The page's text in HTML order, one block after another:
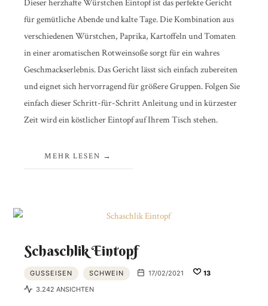
Dieser herzhafte Würstchen Eintopf ist das perfekte Gericht
für gemütliche Abende und kalte Tage. Die Kombination aus
verschiedenen Würstchen, Paprika, Kartoffeln und Tomaten
in einer aromatischen Rotweinsoße sorgt für ein wahres
Geschmackserlebnis. Das Gericht lässt sich einfach zubereiten
und eignet sich hervorragend für größere Gruppen. Folgen Sie
einfach dieser Schritt-für-Schritt Anleitung und in kürzester
Zeit wird ein köstlicher Eintopf auf Ihrem Tisch stehen.
MEHR LESEN
Schaschlik Eintopf
GUSSEISEN SCHWEIN 17/02/2021
13
3.242 ANSICHTEN